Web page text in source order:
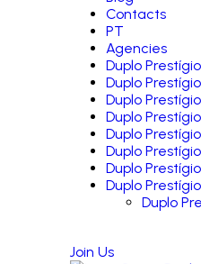
Contacts
PT
Agencies
Duplo
Duplo
Duplo
Duplo
Duplo
Duplo
Duplo
Duplo
Duplo
Join Us